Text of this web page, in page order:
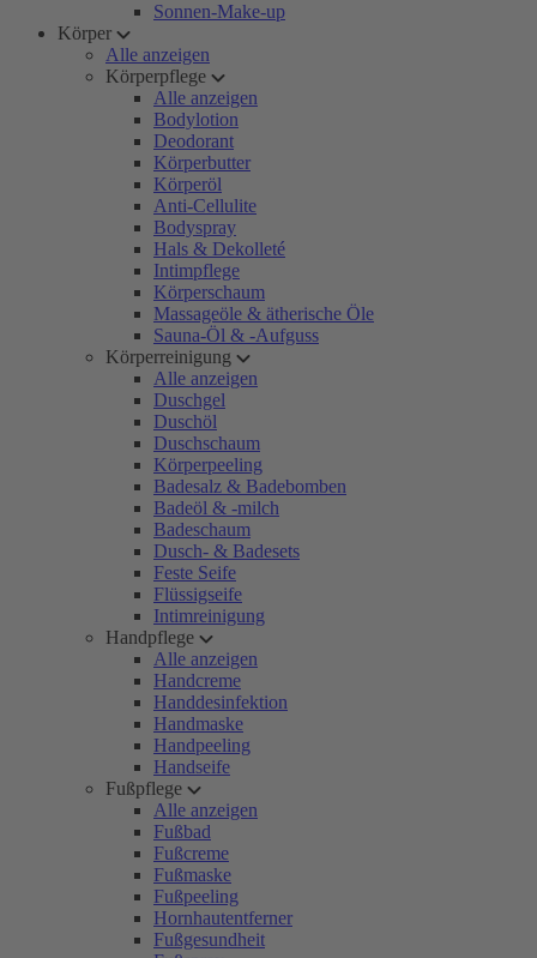
Sonnen-Make-up
Körper
Alle anzeigen
Körperpflege
Alle anzeigen
Bodylotion
Deodorant
Körperbutter
Körperöl
Anti-Cellulite
Bodyspray
Hals & Dekolleté
Intimpflege
Körperschaum
Massageöle & ätherische Öle
Sauna-Öl & -Aufguss
Körperreinigung
Alle anzeigen
Duschgel
Duschöl
Duschschaum
Körperpeeling
Badesalz & Badebomben
Badeöl & -milch
Badeschaum
Dusch- & Badesets
Feste Seife
Flüssigseife
Intimreinigung
Handpflege
Alle anzeigen
Handcreme
Handdesinfektion
Handmaske
Handpeeling
Handseife
Fußpflege
Alle anzeigen
Fußbad
Fußcreme
Fußmaske
Fußpeeling
Hornhautentferner
Fußgesundheit